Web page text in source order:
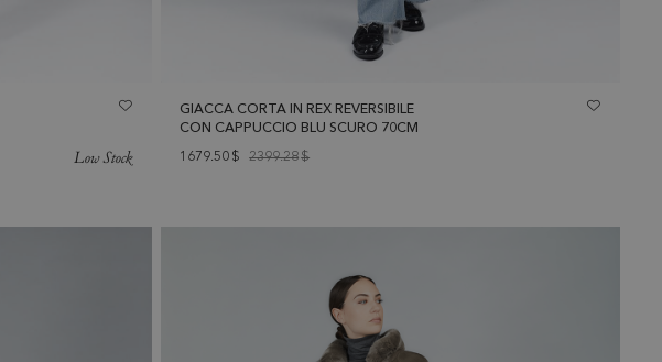
Low Stock
GIACCA CORTA IN REX REVERSIBILE
CON CAPPUCCIO BLU SCURO 70CM
1679.50 $ 2399.28$